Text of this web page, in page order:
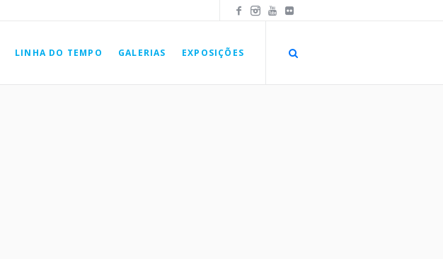
LINHA DO TEMPO GALERIAS EXPOSIÇÕES